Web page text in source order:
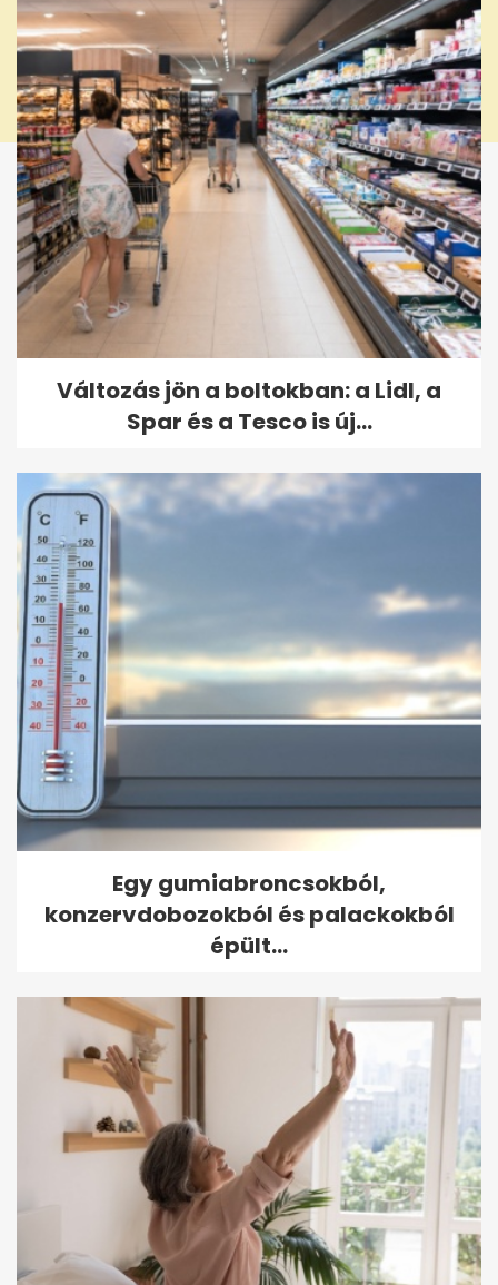
Változás jön a boltokban: a Lidl, a
Spar és a Tesco is új...
Egy gumiabroncsokból,
konzervdobozokból és palackokból
épült...